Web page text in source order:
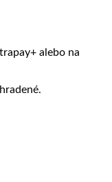
alebo na